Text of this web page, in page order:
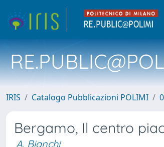
IRIS Catalogo Pubblicazioni POLIMI
Bergamo, Il centro
A. Bianchi